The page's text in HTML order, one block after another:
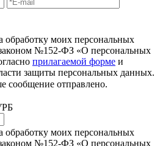
обработку моих персональных
№152-ФЗ «О персональных
прилагаемой форме и
защиты персональных данных.
сообщение отправлено.
обработку моих персональных
№152-ФЗ «О персональных